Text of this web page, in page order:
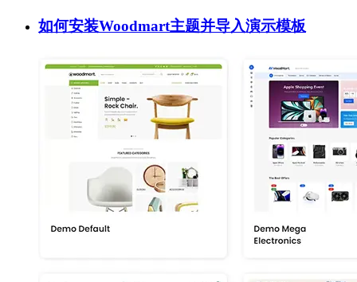
如何安装Woodmart主题并导入演示模板